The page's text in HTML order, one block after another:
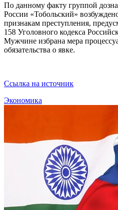
По данному факту группой
России «Тобольский»
признакам преступления,
158 Уголовного кодекса
Мужчине избрана мера
обязательства о явке.
Ссылка на источник
Экономика